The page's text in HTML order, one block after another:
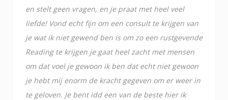
en stelt geen vragen, en je praat met heel veel
liefde! Vond echt fijn om een consult te krijgen van
je wat ik niet gewend ben is om zo een rustgevende
Reading te krijgen je gaat heel zacht met mensen
om dat voel je gewoon ik ben dat echt niet gewoon
je hebt mij enorm de kracht gegeven om er weer in
te geloven. Je bent idd een van de beste hier ik